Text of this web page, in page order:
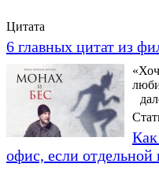
Цитата
6 главных цитат из
офис, если отдельной